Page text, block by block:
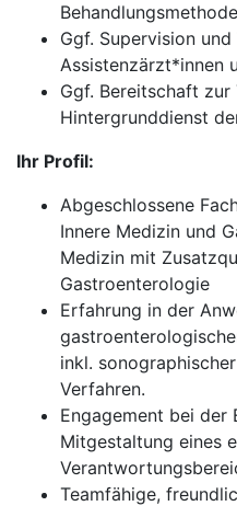
Ggf. Supervision
Assistenzärzt*innen
Ggf. Bereitschaft zur
Hintergrunddienst
Ihr Profil:
Abgeschlossene
Innere Medizin und
Medizin mit
Gastroenterologie
Erfahrung in der
inkl.
Verfahren.
Engagement bei der
Mitgestaltung eines
Teamfähige,